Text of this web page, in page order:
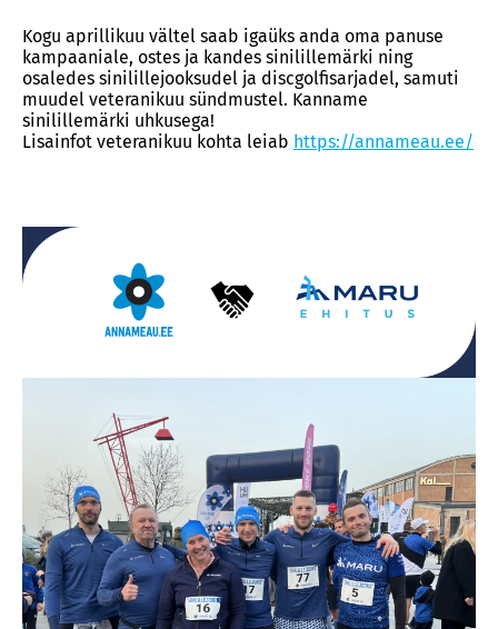
Kogu aprillikuu vältel saab igaüks anda oma panuse
kampaaniale, ostes ja kandes sinilillemärki ning
osaledes sinilillejooksudel ja discgolfisarjadel, samuti
muudel veteranikuu sündmustel. Kanname
sinilillemärki uhkusega!
Lisainfot veteranikuu kohta leiab https://annameau.ee/